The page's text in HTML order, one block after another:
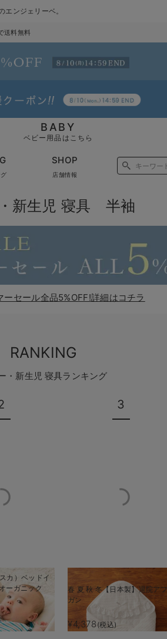
ンジェリーベ。
送料無料
BABY
ベビー用品はこちら
SHOP
店舗情報
新生児 寝具 半袖
セール全品5%OFF!詳細はコチラ
RANKING
・新生児 寝具ランキング
カ）ベッドイ
ーガニック
3
春 夏 秋 冬【日本製】退院アフ
ガン
¥4,378 (税込)